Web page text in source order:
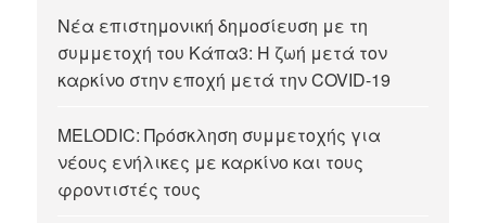
Νέα επιστημονική δημοσίευση με τη
συμμετοχή του Κάπα3: Η ζωή μετά τον
καρκίνο στην εποχή μετά την COVID-19
MELODIC: Πρόσκληση συμμετοχής για
νέους ενήλικες με καρκίνο και τους
φροντιστές τους